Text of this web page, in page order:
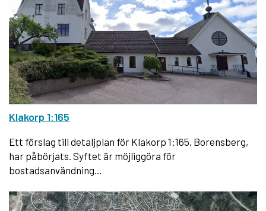
Klakorp 1:165
Ett förslag till detaljplan för Klakorp 1:165, Borensberg,
har påbörjats. Syftet är möjliggöra för
bostadsanvändning...